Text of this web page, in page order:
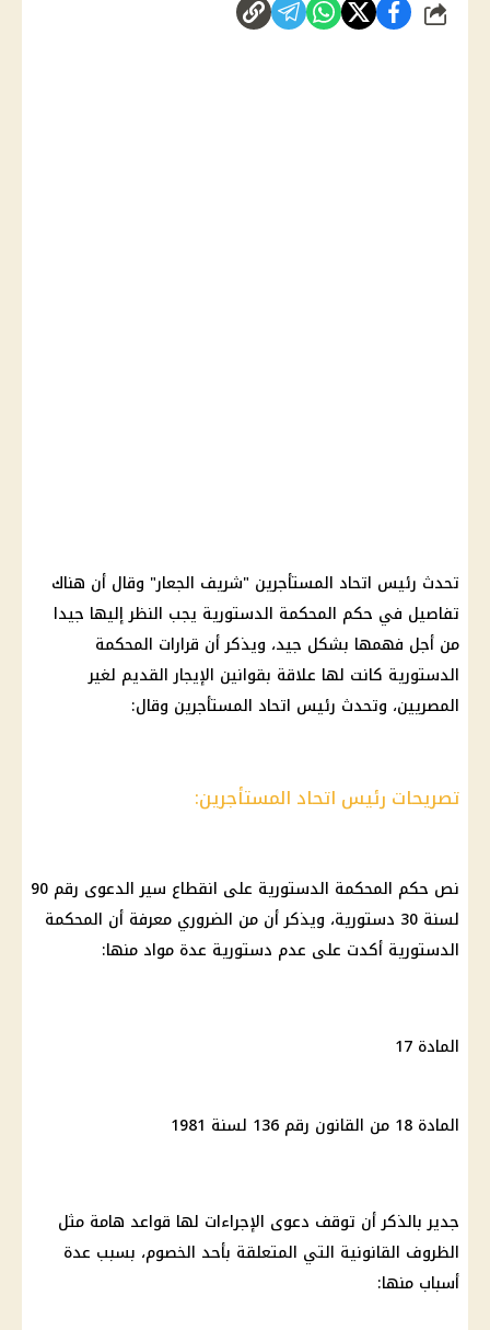
شارك
تحدث رئيس اتحاد المستأجرين "شريف الجعار" وقال أن هناك
تفاصيل في حكم المحكمة الدستورية يجب النظر إليها جيدا
من أجل فهمها بشكل جيد، ويذكر أن قرارات المحكمة
الدستورية كانت لها علاقة بقوانين الإيجار القديم لغير
المصريين، وتحدث رئيس اتحاد المستأجرين وقال:
تصريحات رئيس اتحاد المستأجرين:
نص حكم المحكمة الدستورية على انقطاع سير الدعوى رقم 90
لسنة 30 دستورية، ويذكر أن من الضروري معرفة أن المحكمة
الدستورية أكدت على عدم دستورية عدة مواد منها:
المادة 17
المادة 18 من القانون رقم 136 لسنة 1981
جدير بالذكر أن توقف دعوى الإجراءات لها قواعد هامة مثل
الظروف القانونية التي المتعلقة بأحد الخصوم، بسبب عدة
أسباب منها: